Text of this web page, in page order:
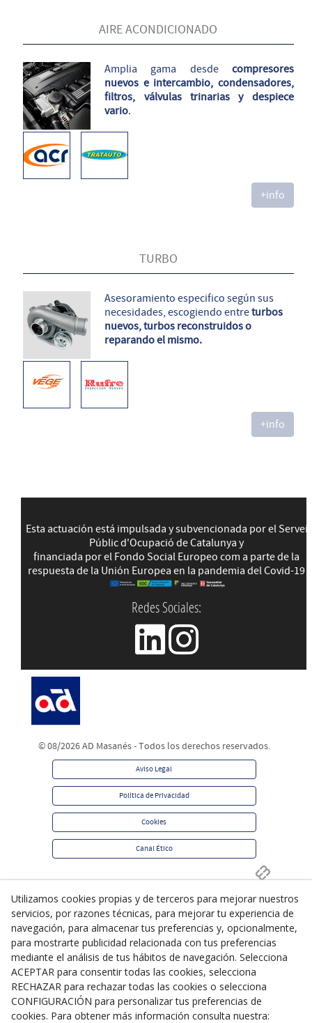
AIRE ACONDICIONADO
Amplia gama desde compresores
nuevos e intercambio, condensadores,
filtros, válvulas trinarias y despiece
vario.
+info
TURBO
Asesoramiento especifico según sus
necesidades, escogiendo entreturbos
nuevos, turbos reconstruidos o
reparando el mismo.
+info
Esta actuación está impulsada y subvencionada por el Servei
Públic d'Ocupació de Catalunya y
financiada por el Fondo Social Europeo com a parte de la
respuesta de la Unión Europea en la pandemia del Covid-19
Redes Sociales:
© 08/2026 AD Masanés - Todos los derechos reservados.
Aviso Legal
Política de Privacidad
Cookies
Canal Ético
Utilizamos cookies propias y de terceros para mejorar nuestros
servicios, por razones técnicas, para mejorar tu experiencia de
navegación, para almacenar tus preferencias y, opcionalmente,
para mostrarte publicidad relacionada con tus preferencias
mediante el análisis de tus hábitos de navegación. Selecciona
ACEPTAR para consentir todas las cookies, selecciona
RECHAZAR para rechazar todas las cookies o selecciona
CONFIGURACIÓN para personalizar tus preferencias de
cookies. Para obtener más información consulta nuestra: